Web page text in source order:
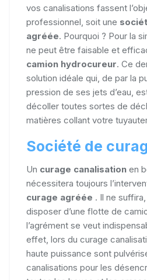
vos canalisations fassent
professionnel, soit une
agréée. Pourquoi ? Pour la
ne peut être faisable et
camion hydrocureur. Ce
solution idéale qui, de par la
pression de ses jets d’eau,
décoller toutes sortes de
matières collant votre
Société de
Un curage canalisation en
nécessitera toujours
curage agréée . Il ne
disposer d’une flotte de
l’agrément se veut
effet, lors du curage
haute puissance sont
canalisations pour les